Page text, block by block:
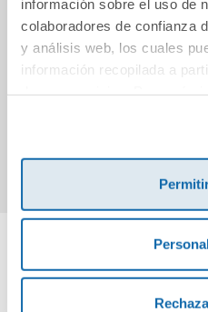
información sobre el uso de
colaboradores de confianza
y análisis web, los cuales
información recopilada a
Hija, te cuento tu
historia (¿Me
cuentas tu
historia?)